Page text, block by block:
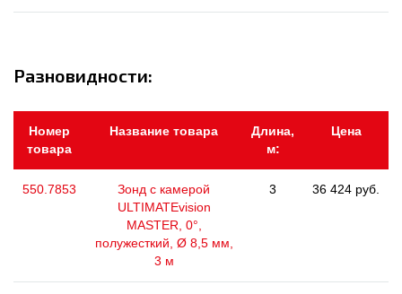
Разновидности:
Номер
товара
Название товара
Длина,
м:
Цена
550.7853
Зонд с камерой
ULTIMATEvision
MASTER, 0°,
полужесткий, Ø 8,5 мм,
3 м
3 36 424 руб.